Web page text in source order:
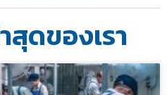
ดของเรา